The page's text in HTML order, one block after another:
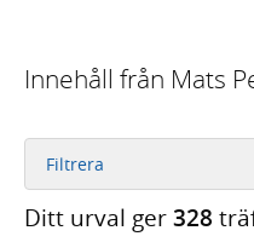
Innehåll från Mats
Filtrera
Ditt urval ger328